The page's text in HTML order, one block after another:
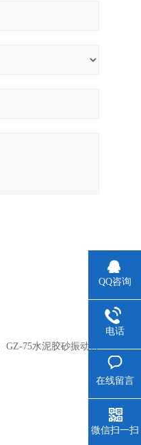
GZ-75水泥胶砂振动台
QQ咨询
电话
在线留言
微信扫一扫